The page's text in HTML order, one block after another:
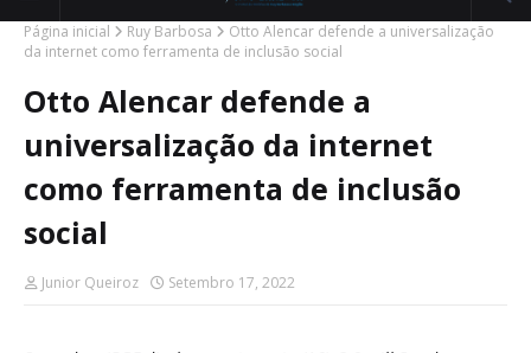
Página inicial Ruy Barbosa
Otto Alencar defende a universalização
da internet como ferramenta de inclusão social
Otto Alencar defende a
universalização da internet
como ferramenta de inclusão
social
Junior Queiroz Setembro 17, 2022